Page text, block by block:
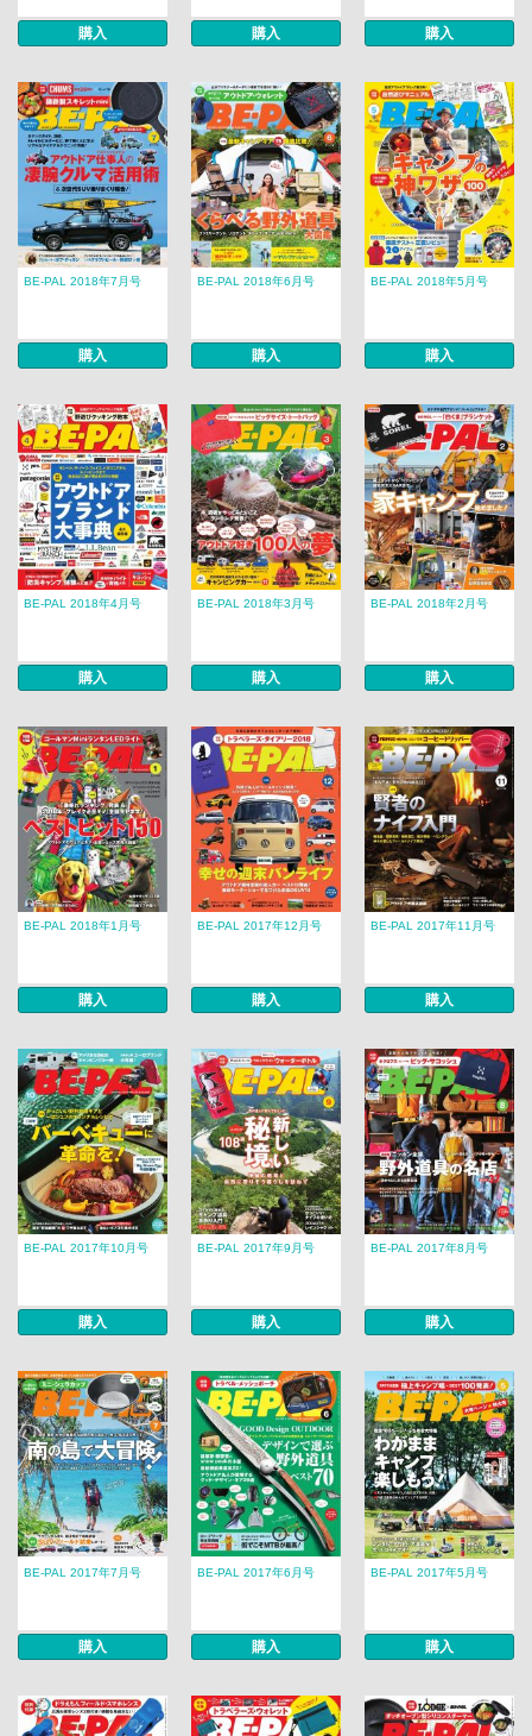
購入 購入 購入
BE-PAL 2018年7月号
購入
BE-PAL 2018年6月号
購入
BE-PAL 2018年5月号
購入
BE-PAL 2018年4月号
購入
BE-PAL 2018年3月号
購入
BE-PAL 2018年2月号
購入
BE-PAL 2018年1月号
購入
BE-PAL 2017年12月号
購入
BE-PAL 2017年11月号
購入
BE-PAL 2017年10月号
購入
BE-PAL 2017年9月号
購入
BE-PAL 2017年8月号
購入
BE-PAL 2017年7月号
購入
BE-PAL 2017年6月号
購入
BE-PAL 2017年5月号
購入